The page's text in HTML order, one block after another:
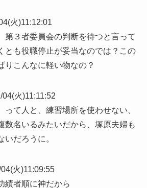
火)11:12:01
第３者委員会の判断を待つと言って
とも役職停止が妥当なのでは？この
りこんなに軽い物なの？
04(火)11:11:52
って人と、練習場所を使わせない、
数名いるみたいだから、塚原夫婦も
いだろうに。
火)11:09:55
績者順に神だから